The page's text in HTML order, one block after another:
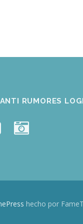
RUMORES
hecho por